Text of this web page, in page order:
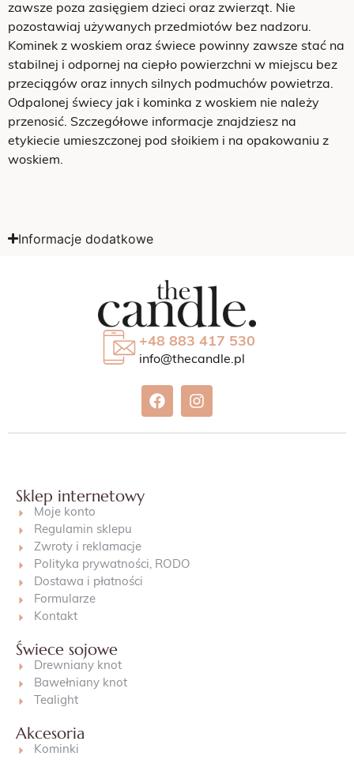
zawsze poza zasięgiem dzieci oraz zwierząt. Nie
pozostawiaj używanych przedmiotów bez nadzoru.
Kominek z woskiem oraz świece powinny zawsze stać na
stabilnej i odpornej na ciepło powierzchni w miejscu bez
przeciągów oraz innych silnych podmuchów powietrza.
Odpalonej świecy jak i kominka z woskiem nie należy
przenosić. Szczegółowe informacje znajdziesz na
etykiecie umieszczonej pod słoikiem i na opakowaniu z
woskiem.
Informacje dodatkowe
+48 883 417 530
info@thecandle.pl
Sklep internetowy
Moje konto
Regulamin sklepu
Zwroty i reklamacje
Polityka prywatności, RODO
Dostawa i płatności
Formularze
Kontakt
Świece sojowe
Drewniany knot
Bawełniany knot
Tealight
Akcesoria
Kominki